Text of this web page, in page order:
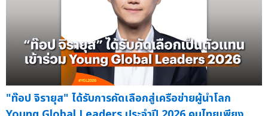
"ท๊อป จิรายุส" ได้รับการคัดเลือกสู่เครือข่ายผู้นำโลก